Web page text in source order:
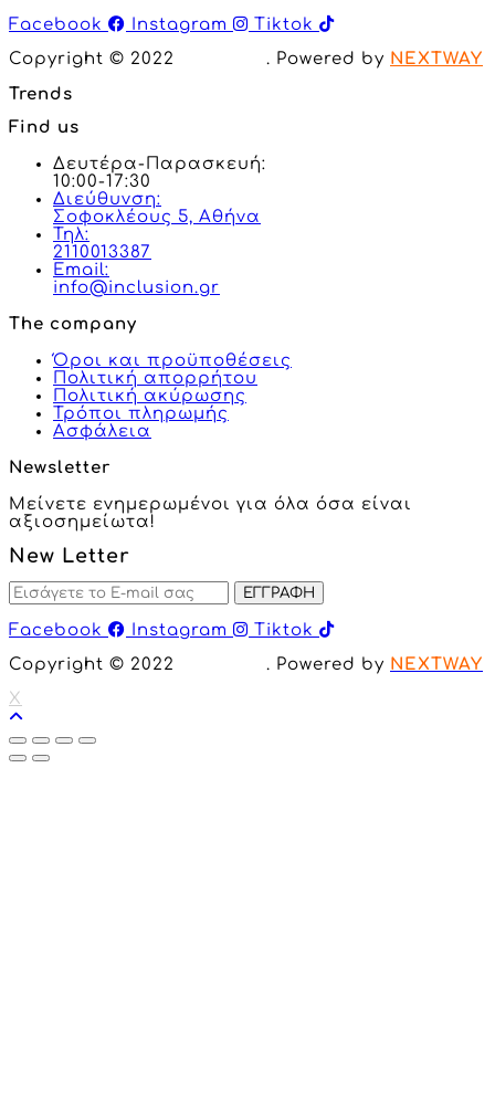
Facebook Instagram
Tiktok
Copyright © 2022
. Powered by NEXTWAY
Trends
Find us
Δευτέρα-Παρασκευή:
10:00-17:30
Διεύθυνση:
Σοφοκλέους 5, Αθήνα
Τηλ:
2110013387
Email:
info@inclusion.gr
The company
Όροι και προϋποθέσεις
Πολιτική απορρήτου
Πολιτική ακύρωσης
Τρόποι πληρωμής
Ασφάλεια
Newsletter
Μείνετε ενημερωμένοι για όλα όσα είναι
αξιοσημείωτα!
New Letter
ΕΓΓΡΑΦΗ
Facebook Instagram
Tiktok
Copyright © 2022
. Powered by NEXTWAY
X